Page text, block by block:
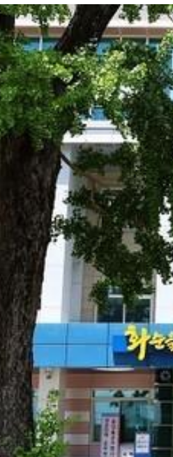
로
한 생수 나…